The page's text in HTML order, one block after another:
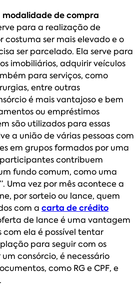
modalidade de compra
para a realização de
costuma ser mais elevado e o
ser parcelado. Ela serve para
imobiliários, adquirir veículos
para serviços, como
entre outras
é mais vantajoso e bem
ou empréstimos
são utilizados para essas
a união de várias pessoas com
em grupos formados por uma
participantes contribuem
fundo comum, como uma
Uma vez por mês acontece a
por sorteio ou lance, quem
com a carta de crédito
de lance é uma vantagem
ela é possível tentar
para seguir com os
consórcio, é necessário
como RG e CPF, e